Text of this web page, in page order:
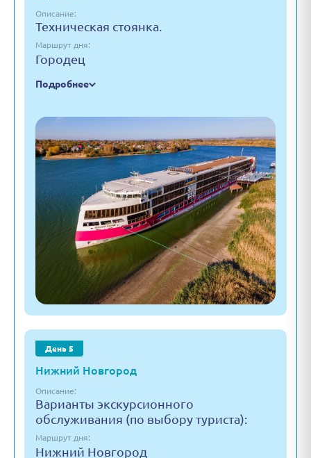
Описание:
Техническая стоянка.
Маршрут дня:
Городец
Подробнее
День 5
Нижний Новгород
Описание:
Варианты экскурсионного
обслуживания (по выбору туриста):
Маршрут дня:
Нижний Новгород